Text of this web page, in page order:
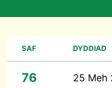
SAF DYDDIAD
76 25 Meh